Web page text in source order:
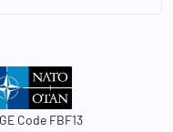
Code FBF13